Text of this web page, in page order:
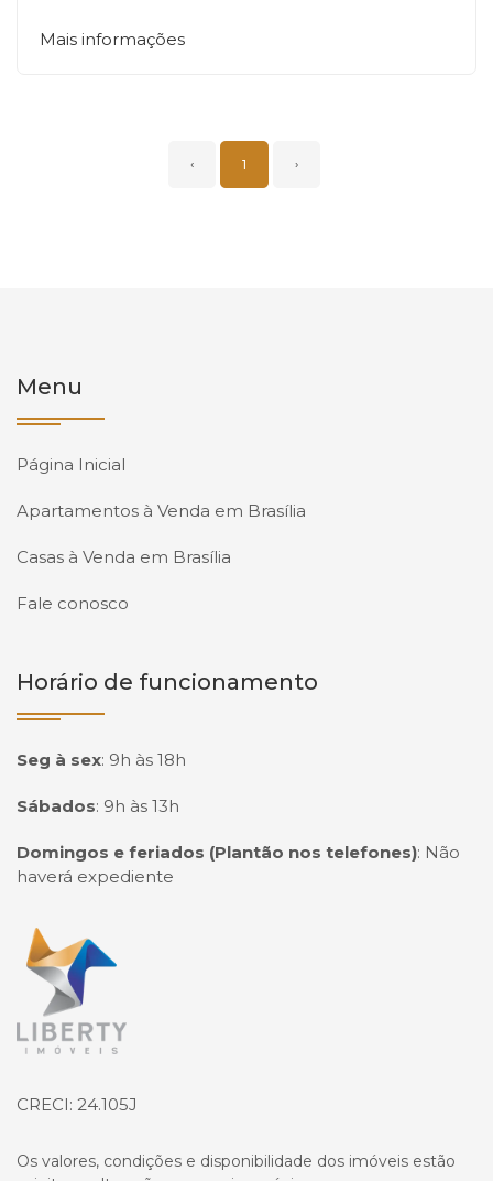
Mais informações
‹ 1 ›
Menu
Página Inicial
Apartamentos à Venda em Brasília
Casas à Venda em Brasília
Fale conosco
Horário de funcionamento
Seg à sex: 9h às 18h
Sábados: 9h às 13h
Domingos e feriados (Plantão nos telefones): Não
haverá expediente
Página inicial
CRECI: 24.105J
Os valores, condições e disponibilidade dos imóveis estão